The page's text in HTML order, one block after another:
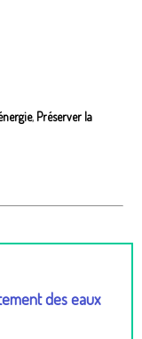
, Préserver la
des eaux